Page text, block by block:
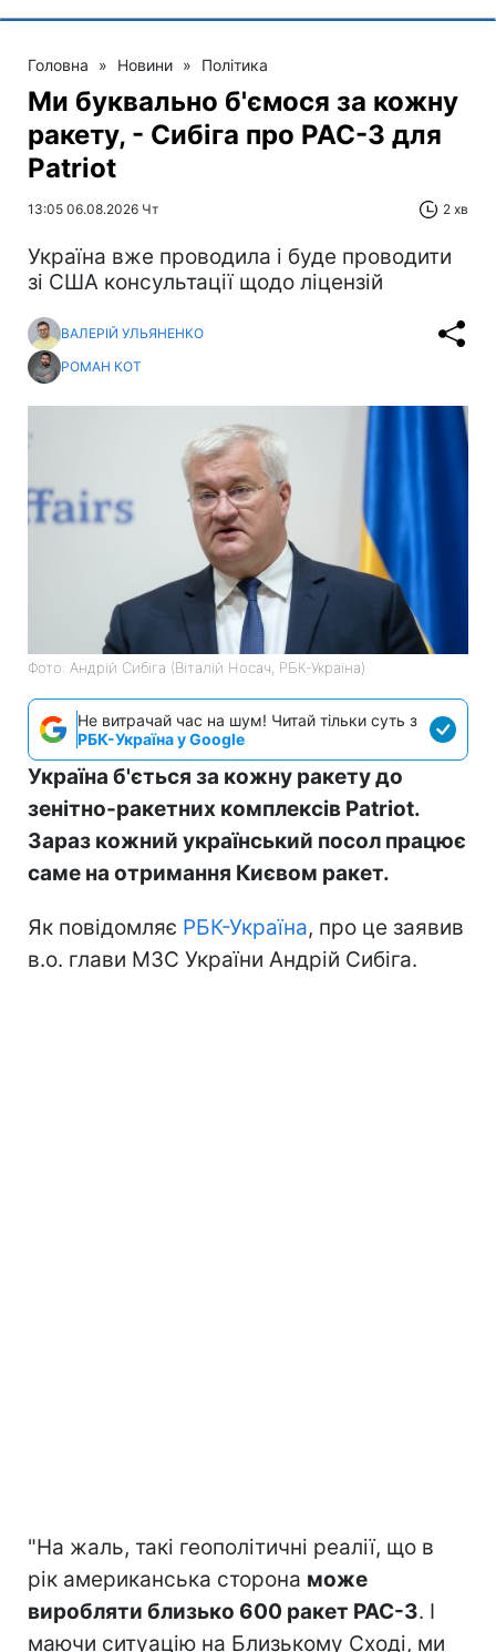
Головна » Новини » Політика
Ми буквально б'ємося за кожну
ракету, - Сибіга про PAC-3 для
Patriot
13:05 06.08.2026 Чт 2 хв
Україна вже проводила і буде проводити
зі США консультації щодо ліцензій
ВАЛЕРІЙ УЛЬЯНЕНКО
РОМАН КОТ
Фото: Андрій Сибіга (Віталій Носач, РБК-Україна)
Не витрачай час на шум! Читай тільки суть з
РБК-Україна у Google
Україна б'ється за кожну ракету до
зенітно-ракетних комплексів Patriot.
Зараз кожний український посол працює
саме на отримання Києвом ракет.
Як повідомляє РБК-Україна, про це заявив
в.о. глави МЗС України Андрій Сибіга.
"На жаль, такі геополітичні реалії, що в
рік американська сторона може
виробляти близько 600 ракет PAC-3. І
маючи ситуацію на Близькому Сході, ми